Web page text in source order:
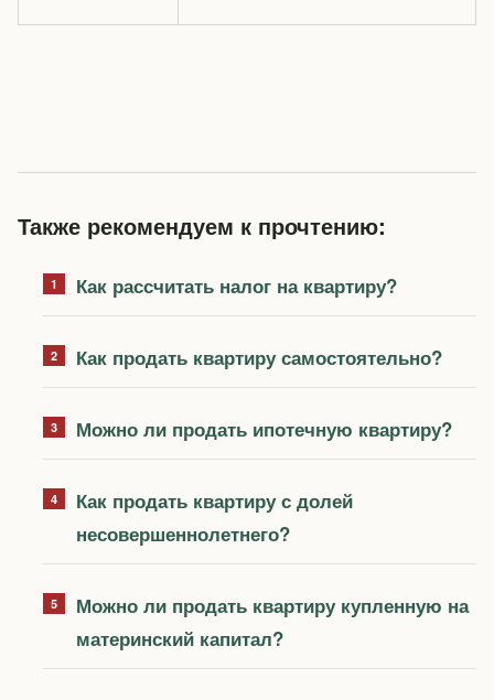
Также рекомендуем к прочтению:
Как рассчитать налог на квартиру?
Как продать квартиру самостоятельно?
Можно ли продать ипотечную квартиру?
Как продать квартиру с долей
несовершеннолетнего?
Можно ли продать квартиру купленную на
материнский капитал?